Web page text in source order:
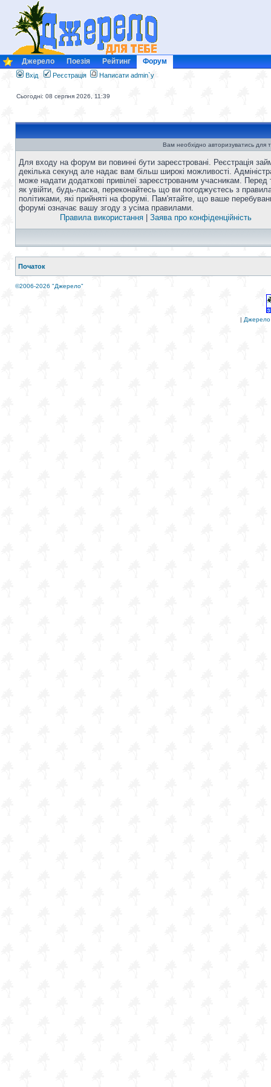
Джерело Поезія Рейтинг Форум
Вхід Реєстрація Написати admin`у
Сьогодні: 08 серпня 2026, 11:39
Вам необхідно авторизуватись для
Для входу на форум ви повинні бути зареєстровані. Реєстрація
декілька секунд але надає вам більш широкі можливості.
може надати додаткові привілеї зареєстрованим учасникам. Перед
як увійти, будь-ласка, переконайтесь що ви погоджуєтесь з
політиками, які прийняті на форумі. Пам'ятайте, що ваше
форумі означає вашу згоду з усіма правилами.
Правила використання
Заява про конфіденційність
Початок
©2006-2026 "Джерело"
| Джерело